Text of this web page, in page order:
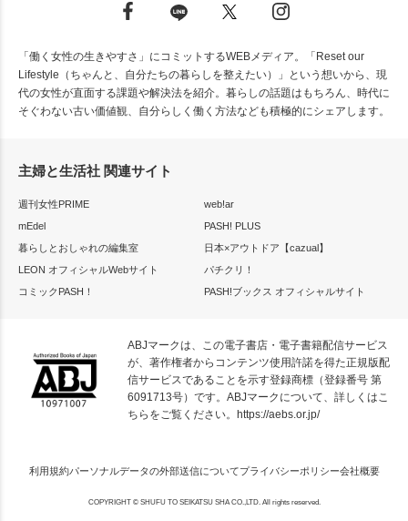
「働く女性の生きやすさ」にコミットするWEBメディア。「Reset our
Lifestyle（ちゃんと、自分たちの暮らしを整えたい）」という想いから、現
代の女性が直面する課題や解決法を紹介。暮らしの話題はもちろん、時代に
そぐわない古い価値観、自分らしく働く方法なども積極的にシェアします。
主婦と生活社 関連サイト
週刊女性PRIME
web!ar
mEdel
PASH! PLUS
暮らしとおしゃれの編集室
日本×アウトドア【cazual】
LEON オフィシャルWebサイト
パチクリ！
コミックPASH！
PASH!ブックス オフィシャルサイト
ABJマークは、この電子書店・電子書籍配信サービス
が、著作権者からコンテンツ使用許諾を得た正規版配
信サービスであることを示す登録商標（登録番号 第
6091713号）です。ABJマークについて、詳しくはこ
ちらをご覧ください。
https://aebs.or.jp/
利用規約パーソナルデータの外部送信についてプライバシーポリシー会社概要
COPYRIGHT © SHUFU TO SEIKATSU SHA CO.,LTD. All rights reserved.